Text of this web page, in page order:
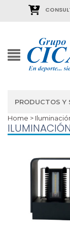
PRODUCTOS Y
Home >